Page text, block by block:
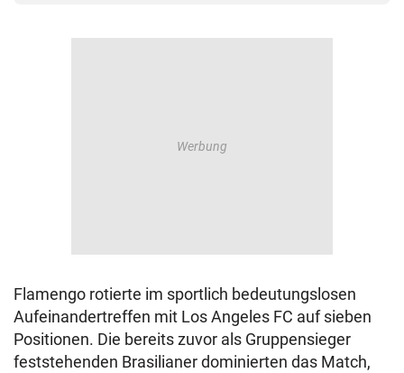
Flamengo rotierte im sportlich bedeutungslosen
Aufeinandertreffen mit Los Angeles FC auf sieben
Positionen. Die bereits zuvor als Gruppensieger
feststehenden Brasilianer dominierten das Match,